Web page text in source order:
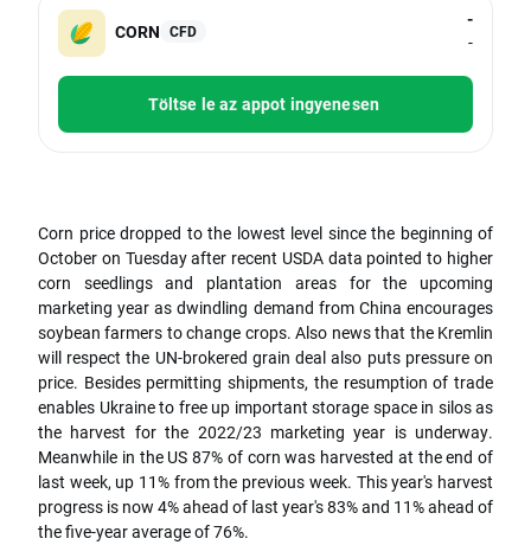
CORN CFD
-
-
Töltse le az appot ingyenesen
Corn price dropped to the lowest level since the beginning of
October on Tuesday after recent USDA data pointed to higher
corn seedlings and plantation areas for the upcoming
marketing year as dwindling demand from China encourages
soybean farmers to change crops. Also news that the Kremlin
will respect the UN-brokered grain deal also puts pressure on
price. Besides permitting shipments, the resumption of trade
enables Ukraine to free up important storage space in silos as
the harvest for the 2022/23 marketing year is underway.
Meanwhile in the US 87% of corn was harvested at the end of
last week, up 11% from the previous week. This year's harvest
progress is now 4% ahead of last year's 83% and 11% ahead of
the five-year average of 76%.